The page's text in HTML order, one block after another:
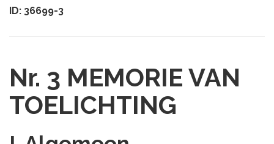
ID: 36699-3
Nr. 3 MEMORIE VAN
TOELICHTING